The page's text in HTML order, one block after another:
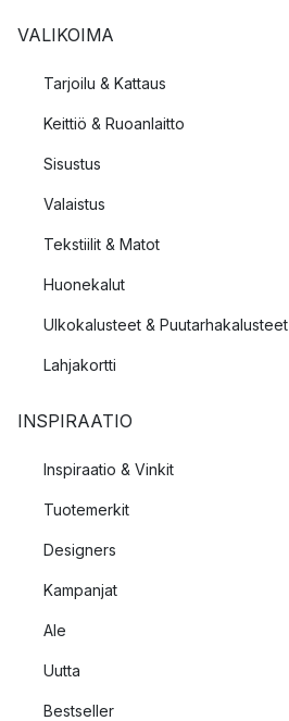
VALIKOIMA
Tarjoilu & Kattaus
Keittiö & Ruoanlaitto
Sisustus
Valaistus
Tekstiilit & Matot
Huonekalut
Ulkokalusteet & Puutarhakalusteet
Lahjakortti
INSPIRAATIO
Inspiraatio & Vinkit
Tuotemerkit
Designers
Kampanjat
Ale
Uutta
Bestseller